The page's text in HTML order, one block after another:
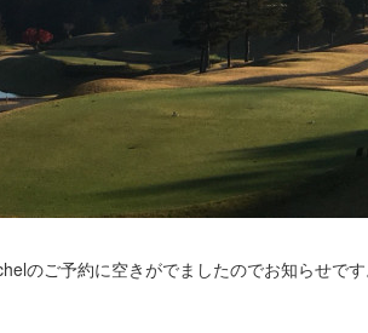
のご予約に空きがでましたのでお知らせです